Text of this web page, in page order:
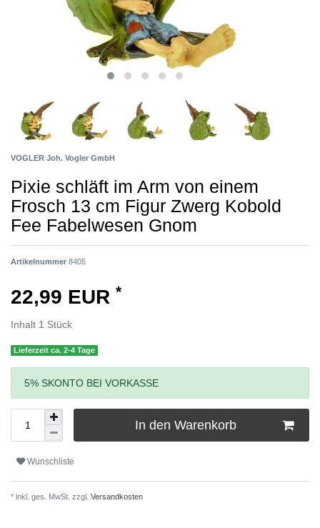
VOGLER Joh. Vogler GmbH
Pixie schläft im Arm von einem
Frosch 13 cm Figur Zwerg Kobold
Fee Fabelwesen Gnom
Artikelnummer 8405
22,99 EUR *
Inhalt 1 Stück
Lieferzeit ca. 2-4 Tage
5% SKONTO BEI VORKASSE
In den Warenkorb
Wunschliste
* inkl. ges. MwSt. zzgl. Versandkosten